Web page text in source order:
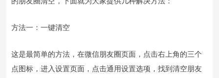
方法一：一键清空
这是最简单的方法，在微信朋友圈页面，点击右上角的三个
点图标，进入设置页面，点击通用设置选项，找到清空朋友